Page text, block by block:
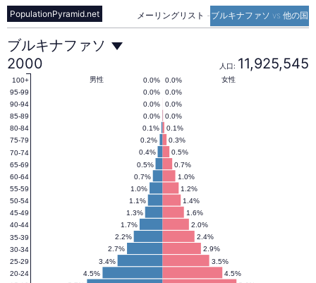
メーリングリスト - ブルキナファソ vs 他の国
PopulationPyramid.net
ブ
ル
キ
ナ
フ
ァ
ブルキナファソ
2000
人口: 11,925,545
4.5%
4.5%
3.5%
3.4%
2.9%
2.7%
2.4%
2.2%
2.0%
1.7%
1.6%
1.3%
1.4%
1.1%
1.2%
1.0%
1.0%
0.7%
0.7%
0.5%
0.5%
0.4%
0.3%
0.2%
0.1%
0.1%
0.0%
0.0%
0.0%
0.0%
0.0%
0.0%
0.0%
0.0% 女性
男性
20-24
25-29
30-34
35-39
40-44
45-49
50-54
55-59
60-64
65-69
70-74
75-79
80-84
85-89
90-94
95-99
100+